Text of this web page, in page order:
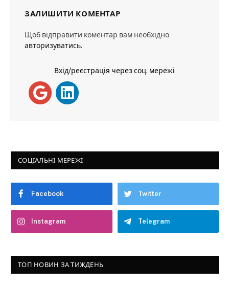
ЗАЛИШИТИ КОМЕНТАР
Щоб відправити коментар вам необхідно
авторизуватись.
Вхід/реєстрація через соц. мережі
СОЦІАЛЬНІ МЕРЕЖІ
Facebook Twitter
Instagram Telegram
ТОП НОВИН ЗА ТИЖДЕНЬ